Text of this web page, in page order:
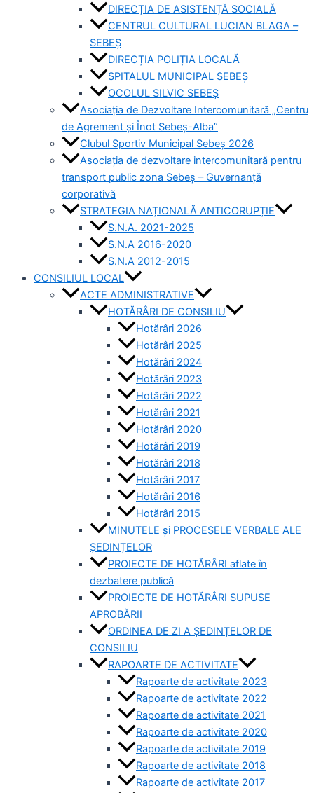
DIRECȚIA DE ASISTENȚĂ SOCIALĂ
CENTRUL CULTURAL LUCIAN BLAGA –
SEBEȘ
DIRECȚIA POLIȚIA LOCALĂ
SPITALUL MUNICIPAL SEBEȘ
OCOLUL SILVIC SEBEȘ
Asociația de Dezvoltare Intercomunitară „Centru
de Agrement și Înot Sebeș-Alba”
Clubul Sportiv Municipal Sebeș 2026
Asociația de dezvoltare intercomunitară pentru
transport public zona Sebeș – Guvernanță
corporativă
STRATEGIA NAȚIONALĂ ANTICORUPȚIE
S.N.A. 2021-2025
S.N.A 2016-2020
S.N.A 2012-2015
CONSILIUL LOCAL
ACTE ADMINISTRATIVE
HOTĂRÂRI DE CONSILIU
Hotărâri 2026
Hotărâri 2025
Hotărâri 2024
Hotărâri 2023
Hotărâri 2022
Hotărâri 2021
Hotărâri 2020
Hotărâri 2019
Hotărâri 2018
Hotărâri 2017
Hotărâri 2016
Hotărâri 2015
MINUTELE și PROCESELE VERBALE ALE
ȘEDINȚELOR
PROIECTE DE HOTĂRÂRI aflate în
dezbatere publică
PROIECTE DE HOTĂRÂRI SUPUSE
APROBĂRII
ORDINEA DE ZI A ȘEDINȚELOR DE
CONSILIU
RAPOARTE DE ACTIVITATE
Rapoarte de activitate 2023
Rapoarte de activitate 2022
Rapoarte de activitate 2021
Rapoarte de activitate 2020
Rapoarte de activitate 2019
Rapoarte de activitate 2018
Rapoarte de activitate 2017